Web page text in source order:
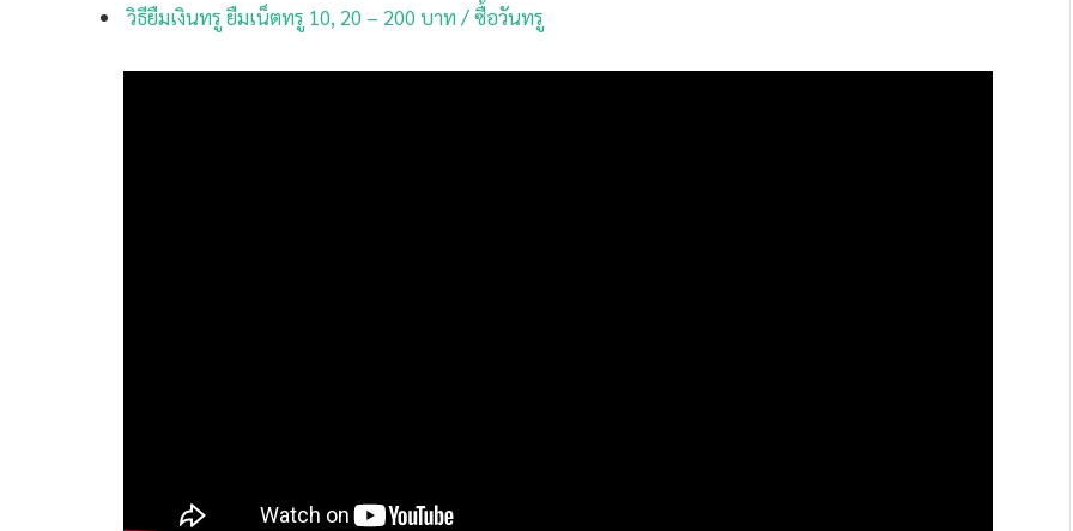
วิธียืมเงินทรู ยืมเน็ตทรู 10, 20 – 200 บาท / ซื้อวันทรู